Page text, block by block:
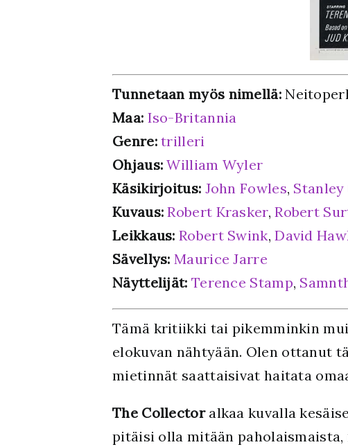
Tunnetaan myös nimellä:
Maa: Iso-Britannia
Genre: trilleri
Ohjaus:William Wyler
Käsikirjoitus: John Fowles, Stanley
Kuvaus: Robert Krasker,Robert
Leikkaus: Robert Swink,David
Sävellys: Maurice Jarre
Näyttelijät: Terence Stamp,
Tämä kritiikki tai pikemminkin
elokuvan nähtyään. Olen ottanut
mietinnät saattaisivat haitata
The Collectoralkaa kuvalla
pitäisi olla mitään paholaismaista,